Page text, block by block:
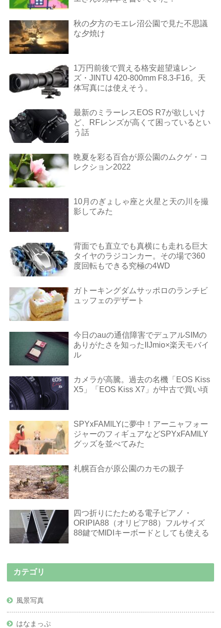
秋の夕方のモエレ沼公園で見た不思議
な夕焼け
1万円前後で買える格安超望遠レン
ズ・JINTU 420-800mm F8.3-F16。天
体写真には使えそう。
最新のミラーレスEOS R7が欲しいけ
ど、RFレンズが高くて困っているとい
う話
晩夏を彩る百合が原公園のムクゲ・コ
レクション2022
10月のぎょしゃ座と火星と天の川を撮
影してみた
背面でも直立でも真横にも走れる巨大
タイヤのラジコンカー。その場で360
度回転もできる究極の4WD
ガトーキングダムサッポロのランチビ
ュッフェのデザート
今日のauの通信障害でデュアルSIMの
ありがたさを知ったIIJmio×楽天モバイ
ル
カメラが高騰。過去の名機「EOS Kiss
X5」「EOS Kiss X7」が中古で買い頃
SPYxFAMILYに夢中！アーニャフォー
ジャーのフィギュアなどSPYxFAMILY
グッズを並べてみた
札幌百合が原公園のカモの親子
四つ折りにたためる電子ピアノ・
ORIPIA88（オリピア88）フルサイズ
88鍵でMIDIキーボードとしても使える
カテゴリ
風景写真
はなまっぷ